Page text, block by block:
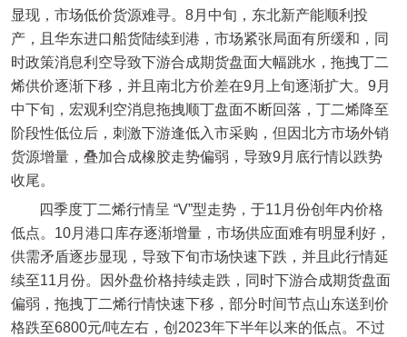
显现，市场低价货源难寻。8月中旬，东北新产能顺利投
产，且华东进口船货陆续到港，市场紧张局面有所缓和，同
时政策消息利空导致下游合成期货盘面大幅跳水，拖拽丁二
烯供价逐渐下移，并且南北方价差在9月上旬逐渐扩大。9月
中下旬，宏观利空消息拖拽顺丁盘面不断回落，丁二烯降至
阶段性低位后，刺激下游逢低入市采购，但因北方市场外销
货源增量，叠加合成橡胶走势偏弱，导致9月底行情以跌势
收尾。
四季度丁二烯行情呈 “V”型走势，于11月份创年内价格
低点。10月港口库存逐渐增量，市场供应面难有明显利好，
供需矛盾逐步显现，导致下旬市场快速下跌，并且此行情延
续至11月份。因外盘价格持续走跌，同时下游合成期货盘面
偏弱，拖拽丁二烯行情快速下移，部分时间节点山东送到价
格跌至6800元/吨左右，创2023年下半年以来的低点。不过